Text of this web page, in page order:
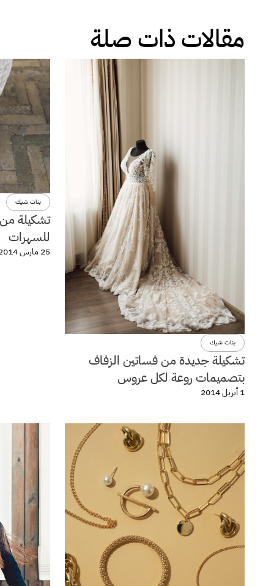
مقالات ذات صلة
بنات شيك
تشكيلة جديدة من فساتين الزفاف
بتصميمات روعة لكل عروس
1 أبريل 2014
بنات شيك
تشكيلة من
للسهرات
25 مارس 2014